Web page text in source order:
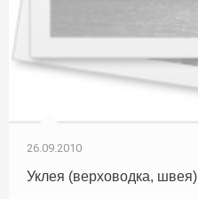
26.09.2010
Уклея (верховодка, швея)